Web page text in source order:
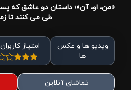
«من، او، آن»؛ داستان دو عاشق که
طی می کنند تا
ویدیو ها و عکس
ها
امتیاز کاربران
تماشای آنلاین